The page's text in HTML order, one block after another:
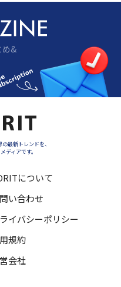
め&
最新トレンドを、
ディアです。
について
い合わせ
イバシーポリシー
規約
会社